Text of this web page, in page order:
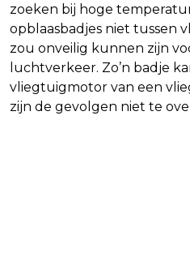
zoeken bij hoge
opblaasbadjes niet tussen
zou onveilig kunnen zijn
luchtverkeer. Zo’n badje
vliegtuigmotor van een
zijn de gevolgen niet te